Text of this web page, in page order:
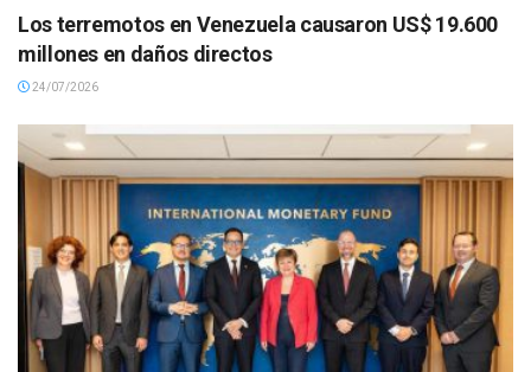
Los terremotos en Venezuela causaron US$ 19.600
millones en daños directos
24/07/2026